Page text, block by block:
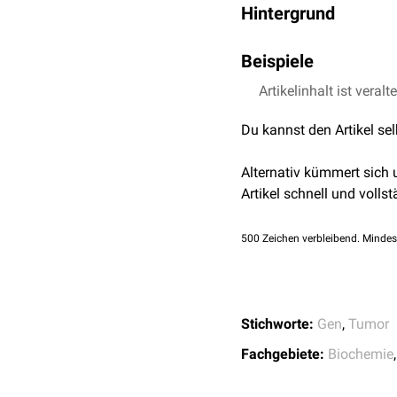
Hintergrund
Entstehung von manchen
Tumorsuppressorgensin
Der Verlust der
produziert und ein
Beispiele
Retinoblastom
chemische
Artikelinhalt ist
Du kannst den Artikel
Alternativ kümmert sich
Artikel schnell und
500 Zeichen verbleibend.
Stichworte: Gen, Tumor
Fachgebiete: Biochemie,